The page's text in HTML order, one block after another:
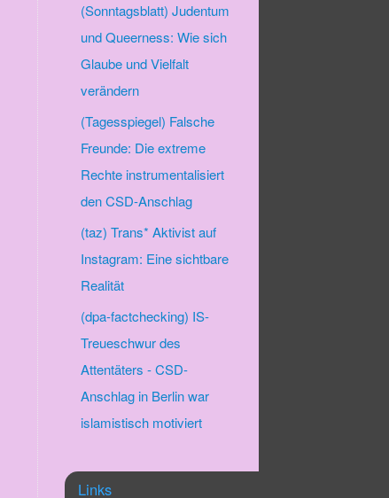
(Sonntagsblatt) Judentum
und Queerness: Wie sich
Glaube und Vielfalt
verändern
(Tagesspiegel) Falsche
Freunde: Die extreme
Rechte instrumentalisiert
den CSD-Anschlag
(taz) Trans* Aktivist auf
Instagram: Eine sichtbare
Realität
(dpa-factchecking) IS-
Treueschwur des
Attentäters - CSD-
Anschlag in Berlin war
islamistisch motiviert
Links